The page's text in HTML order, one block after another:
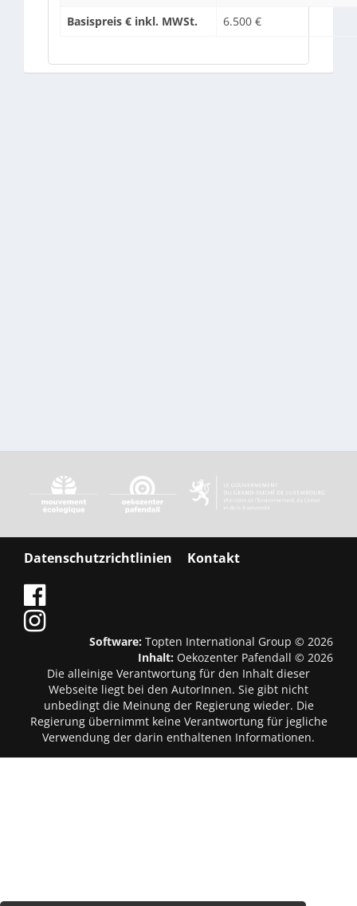
Basispreis € inkl. MWSt.
6.500 €
Datenschutzrichtlinien Kontakt
Software: Topten International Group © 2026
Inhalt: Oekozenter Pafendall © 2026
Die alleinige Verantwortung für den Inhalt dieser
Webseite liegt bei den AutorInnen. Sie gibt nicht
unbedingt die Meinung der Regierung wieder. Die
Regierung übernimmt keine Verantwortung für jegliche
Verwendung der darin enthaltenen Informationen.